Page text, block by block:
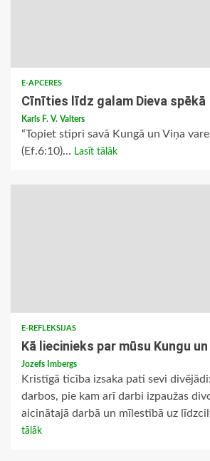
E-APCERES
Cīnīties līdz galam Dieva spēkā
Karls F. V. Valters
“Topiet stipri savā Kungā un Viņa
(Ef.6:10)... Lasīt tālāk
E-REFLEKSIJAS
Kā liecinieks par mūsu Kungu
Jozefs Imbergs
Kristīgā ticība izsaka pati sevi
darbos, pie kam arī darbi izpaužas
aicinātajā darbā un mīlestībā uz
tālāk